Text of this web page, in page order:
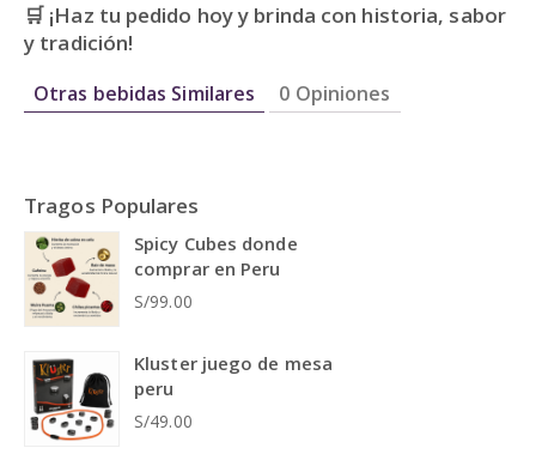
🛒 ¡Haz tu pedido hoy y brinda con historia, sabor
y tradición!
Otras bebidas Similares 0 Opiniones
Tragos Populares
Spicy Cubes donde
comprar en Peru
S/99.00
Kluster juego de mesa
peru
S/49.00